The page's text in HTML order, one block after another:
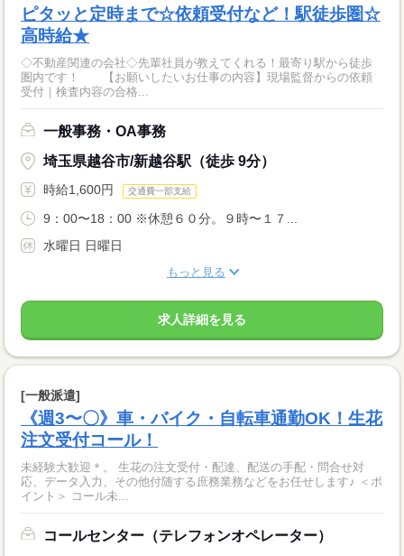
ピタッと定時まで☆依頼受付など！駅徒歩圏☆
高時給★
◇不動産関連の会社◇先輩社員が教えてくれる！最寄り駅から徒歩
圏内です！ 【お願いしたいお仕事の内容】現場監督からの依頼
受付｜検査内容の合格...
一般事務・OA事務
埼玉県越谷市/新越谷駅（徒歩 9分）
時給1,600円 交通費一部支給
9：00〜18：00 ※休憩６０分。９時〜１７...
水曜日 日曜日
もっと見る
求人詳細を見る
[一般派遣]
《週3〜〇》車・バイク・自転車通勤OK！生花
注文受付コール！
未経験大歓迎＊。 生花の注文受付・配達、配送の手配・問合せ対
応、データ入力、その他付随する庶務業務などをお任せします♪ ＜ポ
イント＞ コール未...
コールセンター（テレフォンオペレーター）